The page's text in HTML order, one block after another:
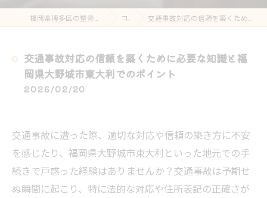
コラム 交通事故対応の信頼を築くために必要な知識と福岡県大野城市東大利でのポイント
交通事故対応の信頼を築くために必要な知識と福
岡県大野城市東大利でのポイント
2026/02/20
交通事故に遭った際、適切な対応や信頼の築き方に不安
を感じたり、福岡県大野城市東大利といった地元での手
続きで戸惑った経験はありませんか？交通事故は予期せ
ぬ瞬間に起こり、特に法的な対応や住所表記の正確さが